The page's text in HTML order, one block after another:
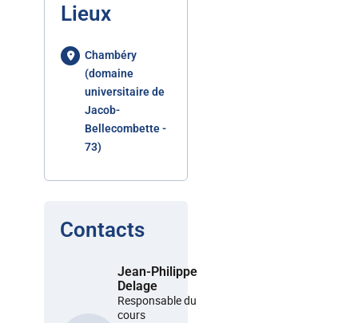
Lieux
Chambéry
(domaine
universitaire de
Jacob-
Bellecombette -
73)
Contacts
Jean-Philippe
Delage
Responsable du
cours